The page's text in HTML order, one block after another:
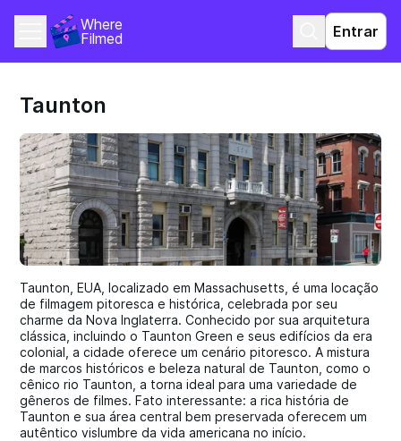
Where
Filmed
Entrar
Taunton
Taunton, EUA, localizado em Massachusetts, é uma locação
de filmagem pitoresca e histórica, celebrada por seu
charme da Nova Inglaterra. Conhecido por sua arquitetura
clássica, incluindo o Taunton Green e seus edifícios da era
colonial, a cidade oferece um cenário pitoresco. A mistura
de marcos históricos e beleza natural de Taunton, como o
cênico rio Taunton, a torna ideal para uma variedade de
gêneros de filmes. Fato interessante: a rica história de
Taunton e sua área central bem preservada oferecem um
autêntico vislumbre da vida americana no início.